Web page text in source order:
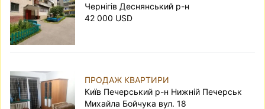
Чернігів Деснянський р-н
42 000 USD
ПРОДАЖ КВАРТИРИ
Київ Печерський р-н Нижній Печерськ
Михайла Бойчука вул. 18